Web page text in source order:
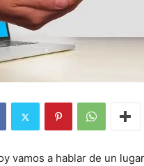
vamos a hablar de un